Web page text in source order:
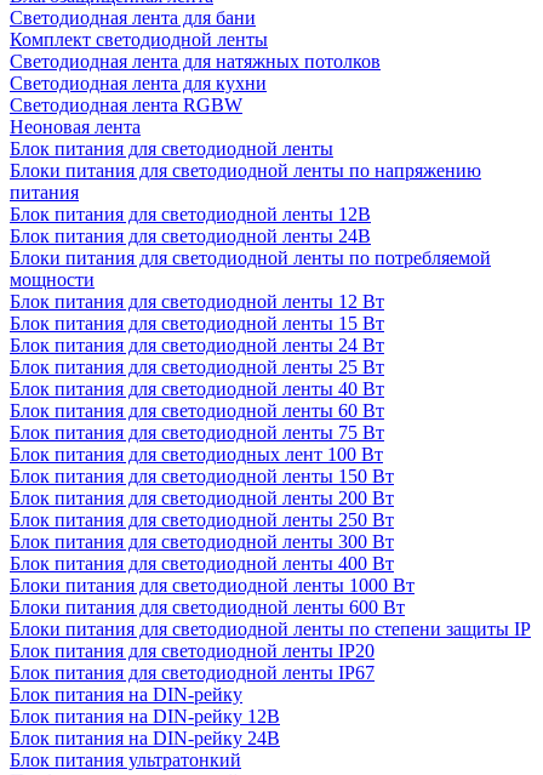
Светодиодная лента для бани
Комплект светодиодной ленты
Светодиодная лента для натяжных потолков
Светодиодная лента для кухни
Светодиодная лента RGBW
Неоновая лента
Блок питания для светодиодной ленты
Блоки питания для светодиодной ленты по напряжению
питания
Блок питания для светодиодной ленты 12В
Блок питания для светодиодной ленты 24В
Блоки питания для светодиодной ленты по потребляемой
мощности
Блок питания для светодиодной ленты 12 Вт
Блок питания для светодиодной ленты 15 Вт
Блок питания для светодиодной ленты 24 Вт
Блок питания для светодиодной ленты 25 Вт
Блок питания для светодиодной ленты 40 Вт
Блок питания для светодиодной ленты 60 Вт
Блок питания для светодиодной ленты 75 Вт
Блок питания для светодиодных лент 100 Вт
Блок питания для светодиодной ленты 150 Вт
Блок питания для светодиодной ленты 200 Вт
Блок питания для светодиодной ленты 250 Вт
Блок питания для светодиодной ленты 300 Вт
Блок питания для светодиодной ленты 400 Вт
Блоки питания для светодиодной ленты 1000 Вт
Блоки питания для светодиодной ленты 600 Вт
Блоки питания для светодиодной ленты по степени защиты IP
Блок питания для светодиодной ленты IP20
Блок питания для светодиодной ленты IP67
Блок питания на DIN-рейку
Блок питания на DIN-рейку 12В
Блок питания на DIN-рейку 24В
Блок питания ультратонкий